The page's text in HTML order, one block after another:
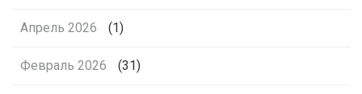
Апрель 2026 (1)
Февраль 2026 (31)